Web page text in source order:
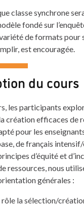
classe synchrone
fondé sur
de formats pour
est encouragée.
du cours
les participants
création efficaces de
pour les
de français
d’équité et
ressources, nous
générales :
la sélection/